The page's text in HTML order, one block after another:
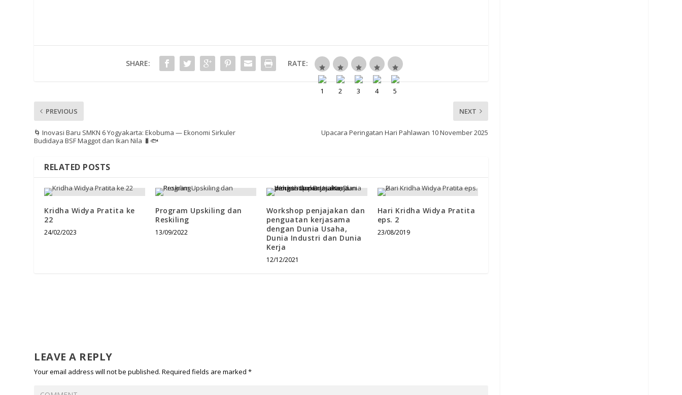
SHARE: RATE:
PREVIOUS
🌀 Inovasi Baru SMKN 6 Yogyakarta: Ekobuma — Ekonomi Sirkuler
Budidaya BSF Maggot dan Ikan Nila 🐛🐟
NEXT
Upacara Peringatan Hari Pahlawan 10 November 2025
RELATED POSTS
Kridha Widya Pratita ke
22
24/02/2023
Program Upskiling dan
Reskiling
13/09/2022
Workshop penjajakan dan
penguatan kerjasama
dengan Dunia Usaha,
Dunia Industri dan Dunia
Kerja
12/12/2021
Hari Kridha Widya Pratita
eps. 2
23/08/2019
LEAVE A REPLY
Your email address will not be published. Required fields are marked*